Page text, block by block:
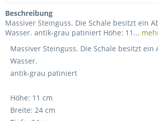
Beschreibung
Massiver Steinguss. Die Schale besitzt ein
Wasser. antik-grau patiniert Höhe: 11...
Massiver Steinguss. Die Schale besitzt
Wasser.
antik-grau patiniert
Höhe: 11 cm
Breite: 24 cm